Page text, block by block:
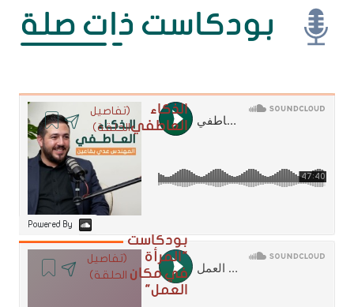
بودكاست ذات صلة
الذكاء
العاطفي
(تفاصيل
الحلقة)
Powered By
بودكاست
"المرأة
في مكان
العمل"
(تفاصيل
الحلقة)